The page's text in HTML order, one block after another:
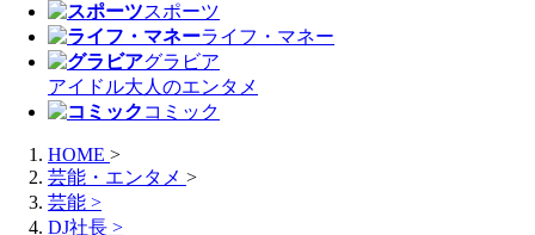
スポーツ
ライフ・マネー
グラビア
アイドル大人のエンタメ
コミック
HOME >
芸能・エンタメ >
芸能 >
DJ社長 >